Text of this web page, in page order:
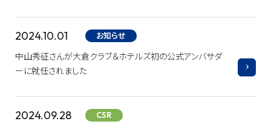
2024.10.01 お知らせ
中山秀征さんが大倉クラブ＆ホテルズ初の公式アンバサダ
ーに就任されました
2024.09.28 CSR